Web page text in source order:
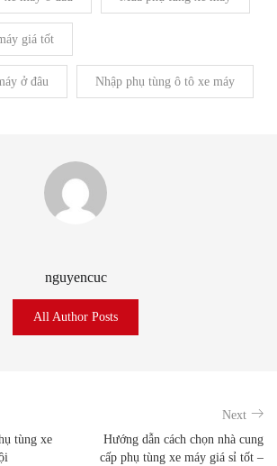
giá tốt
ở đâu Nhập phụ tùng ô tô xe máy
nguyencuc
All Author Posts
tùng xe
Next
Hướng dẫn cách chọn nhà cung
cấp phụ tùng xe máy giá sỉ tốt –